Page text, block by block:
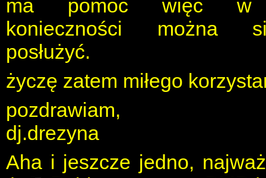
ma pomoc więc w
konieczności można
posłużyć.
życzę zatem miłego
pozdrawiam,
dj.drezyna
Aha i jeszcze jedno,